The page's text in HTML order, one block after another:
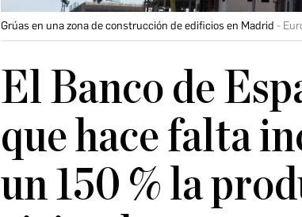
Grúas en una zona de construcción de edificios en Madrid
El Banco de
que hace falta
un 150 % la